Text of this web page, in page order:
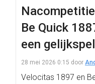
Be Quick
een gelijkspel
28 mei 2026 0:15 door
Velocitas 1897 en